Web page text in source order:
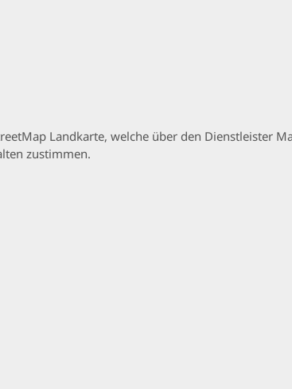
Landkarte, welche über den Dienstleister
zustimmen.